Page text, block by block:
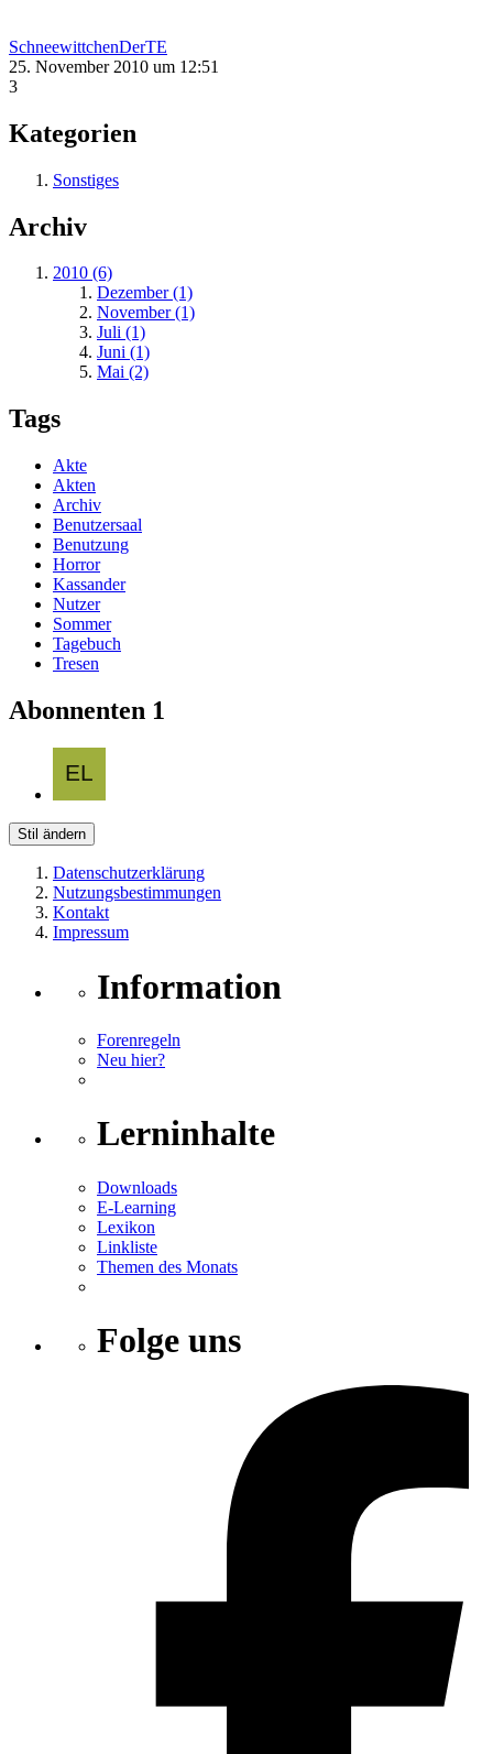
SchneewittchenDerTE
25. November 2010 um 12:51
3
Kategorien
Sonstiges
Archiv
2010 (6)
Dezember (1)
November (1)
Juli (1)
Juni (1)
Mai (2)
Tags
Akte
Akten
Archiv
Benutzersaal
Benutzung
Horror
Kassander
Nutzer
Sommer
Tagebuch
Tresen
Abonnenten 1
Stil ändern
Datenschutzerklärung
Nutzungsbestimmungen
Kontakt
Impressum
Information
Forenregeln
Neu hier?
Lerninhalte
Downloads
E-Learning
Lexikon
Linkliste
Themen des Monats
Folge uns